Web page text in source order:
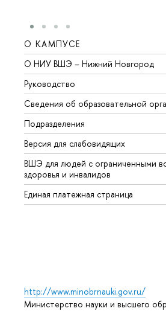
О КАМПУСЕ
О НИУ ВШЭ – Нижний Новгород
Руководство
Сведения об образовательной
Подразделения
Версия для слабовидящих
ВШЭ для людей с ограниченными
здоровья и инвалидов
Единая платежная страница
http://www.minobrnauki.gov.ru/
Министерство науки и высшего